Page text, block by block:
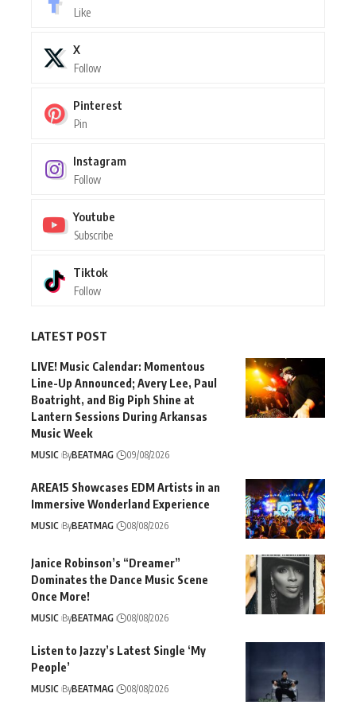
Like
X
Follow
Pinterest
Pin
Instagram
Follow
Youtube
Subscribe
Tiktok
Follow
LATEST POST
LIVE! Music Calendar: Momentous
Line-Up Announced; Avery Lee, Paul
Boatright, and Big Piph Shine at
Lantern Sessions During Arkansas
Music Week
MUSIC ByBEATMAG 09/08/2026
AREA15 Showcases EDM Artists in an
Immersive Wonderland Experience
MUSIC ByBEATMAG 08/08/2026
Janice Robinson’s “Dreamer”
Dominates the Dance Music Scene
Once More!
MUSIC ByBEATMAG 08/08/2026
Listen to Jazzy’s Latest Single ‘My
People’
MUSIC ByBEATMAG 08/08/2026